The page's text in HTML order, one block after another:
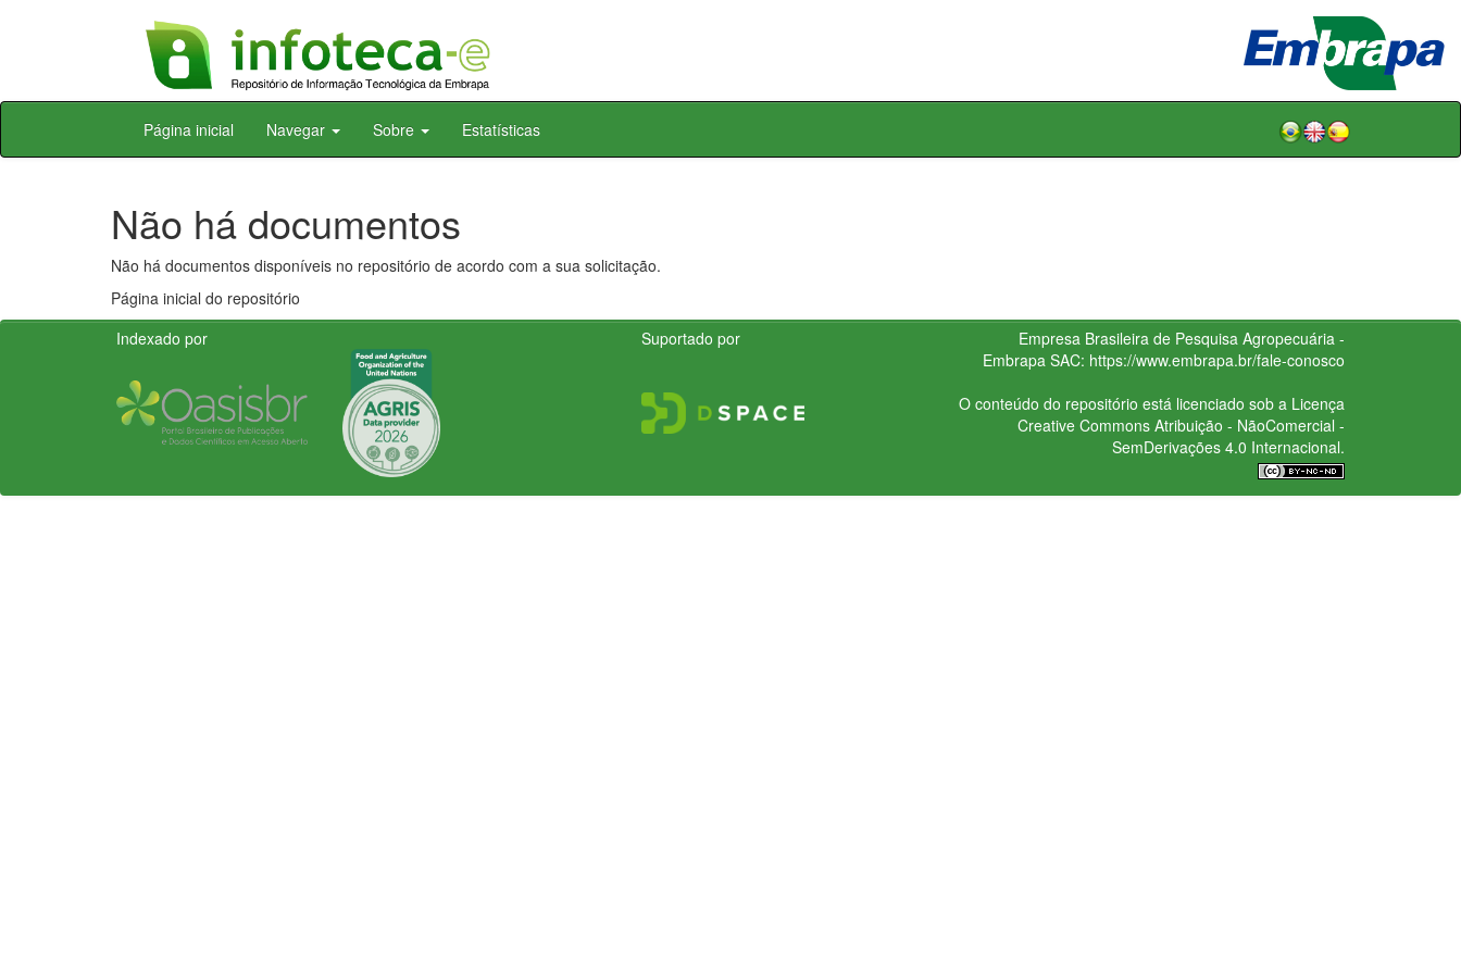
Skip
Página inicial Navegar Sobre Estatísticas
Não há documentos
Não há documentos disponíveis no repositório de acordo com a sua solicitação.
Página inicial do repositório
Indexado por
Suportado por
Empresa Brasileira de Pesquisa Agropecuária -
Embrapa SAC: https://www.embrapa.br/fale-conosco
O conteúdo do repositório está licenciado sob a Licença
Creative CommonsAtribuição - NãoComercial -
SemDerivações 4.0 Internacional.